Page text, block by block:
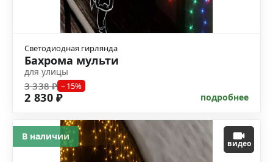
Светодиодная гирлянда
Бахрома мульти
для улицы
3 338 ₽ −15%
2 830 ₽ подробнее
видео
В наличии